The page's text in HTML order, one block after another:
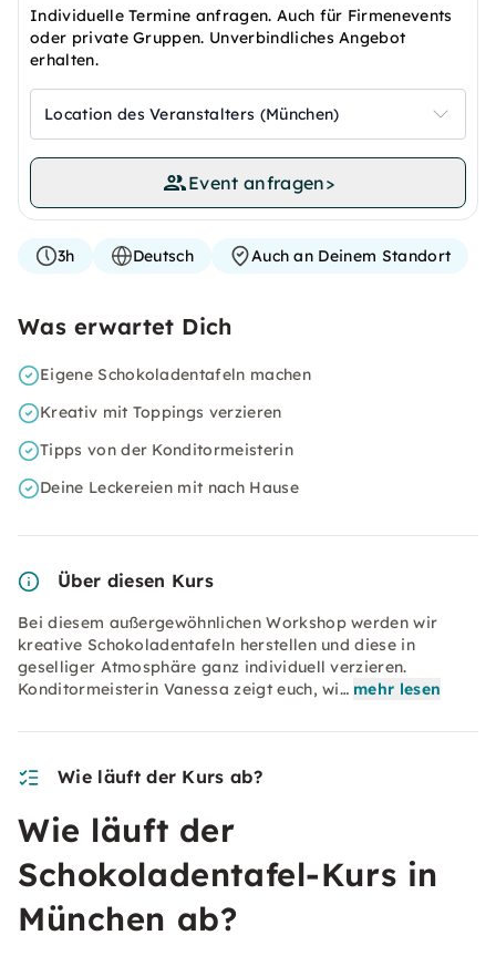
Individuelle Termine anfragen. Auch für Firmenevents
oder private Gruppen. Unverbindliches Angebot
erhalten.
Location des Veranstalters (München)
Event anfragen>
3h Deutsch Auch an Deinem Standort
Was erwartet Dich
Eigene Schokoladentafeln machen
Kreativ mit Toppings verzieren
Tipps von der Konditormeisterin
Deine Leckereien mit nach Hause
Über diesen Kurs
Bei diesem außergewöhnlichen Workshop werden wir
kreative Schokoladentafeln herstellen und diese in
geselliger Atmosphäre ganz individuell verzieren.
Konditormeisterin Vanessa zeigt euch, wi… mehr lesen
Wie läuft der Kurs ab?
Wie läuft der
Schokoladentafel-Kurs in
München ab?